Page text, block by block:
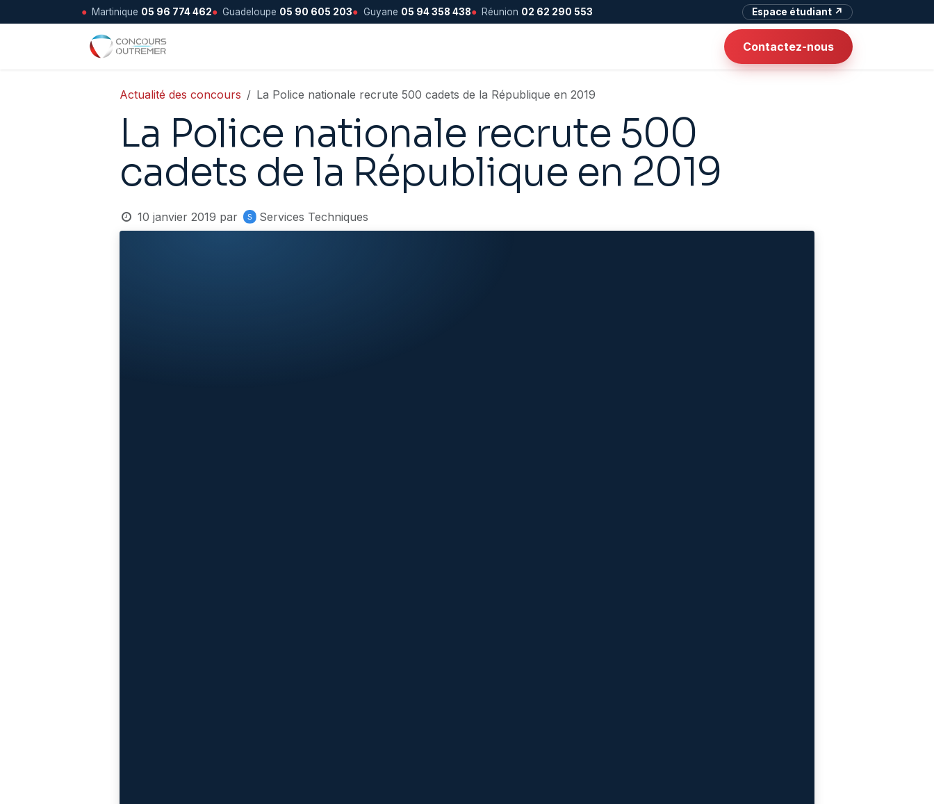
● Martinique 05 96 774 462● Guadeloupe 05 90 605 203● Guyane 05 94 358 438● Réunion 02 62 290 553 Espace étudiant ↗
Se rendre au contenu
Contactez-nous
Actualité des concours La Police nationale recrute 500 cadets de la République en 2019
La Police nationale recrute 500
cadets de la République en 2019
10 janvier 2019 par Services Techniques